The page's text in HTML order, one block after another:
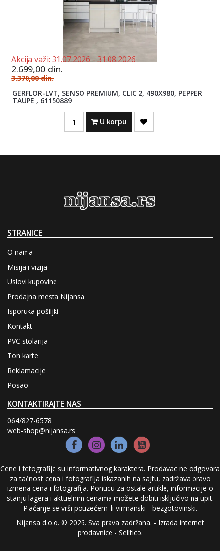
Akcija važi: 31.07.2026 -31.08.2026
2.699,00 din.
3.370,00din.
GERFLOR-LVT, SENSO PREMIUM, CLIC 2, 490X980, PEPPER
TAUPE , 61150889
U korpu
STRANICE
O nama
Misija i vizija
Uslovi kupovine
Prodajna mesta Nijansa
Isporuka pošiljki
Kontakt
PVC stolarija
Ton karte
Reklamacije
Posao
KONTAKTIRAJTE NAS
064/827-6578
web-shop@nijansa.rs
Cene i fotografije su informativnog karaktera. Prodavac ne odgovara
za tačnost cena i fotografija iskazanih na sajtu, zadržava pravo
izmena cena i fotografija. Ponudu za ostale artikle, informacije o
stanju lagera i aktuelnim cenama možete dobiti isključivo na upit.
Plaćanje se vrši pouzećem ili virmanski - bezgotovinski.
Nijansa d.o.o. © 2026. Sva prava zadržana. - Izrada internet
prodavnice - Selltico.